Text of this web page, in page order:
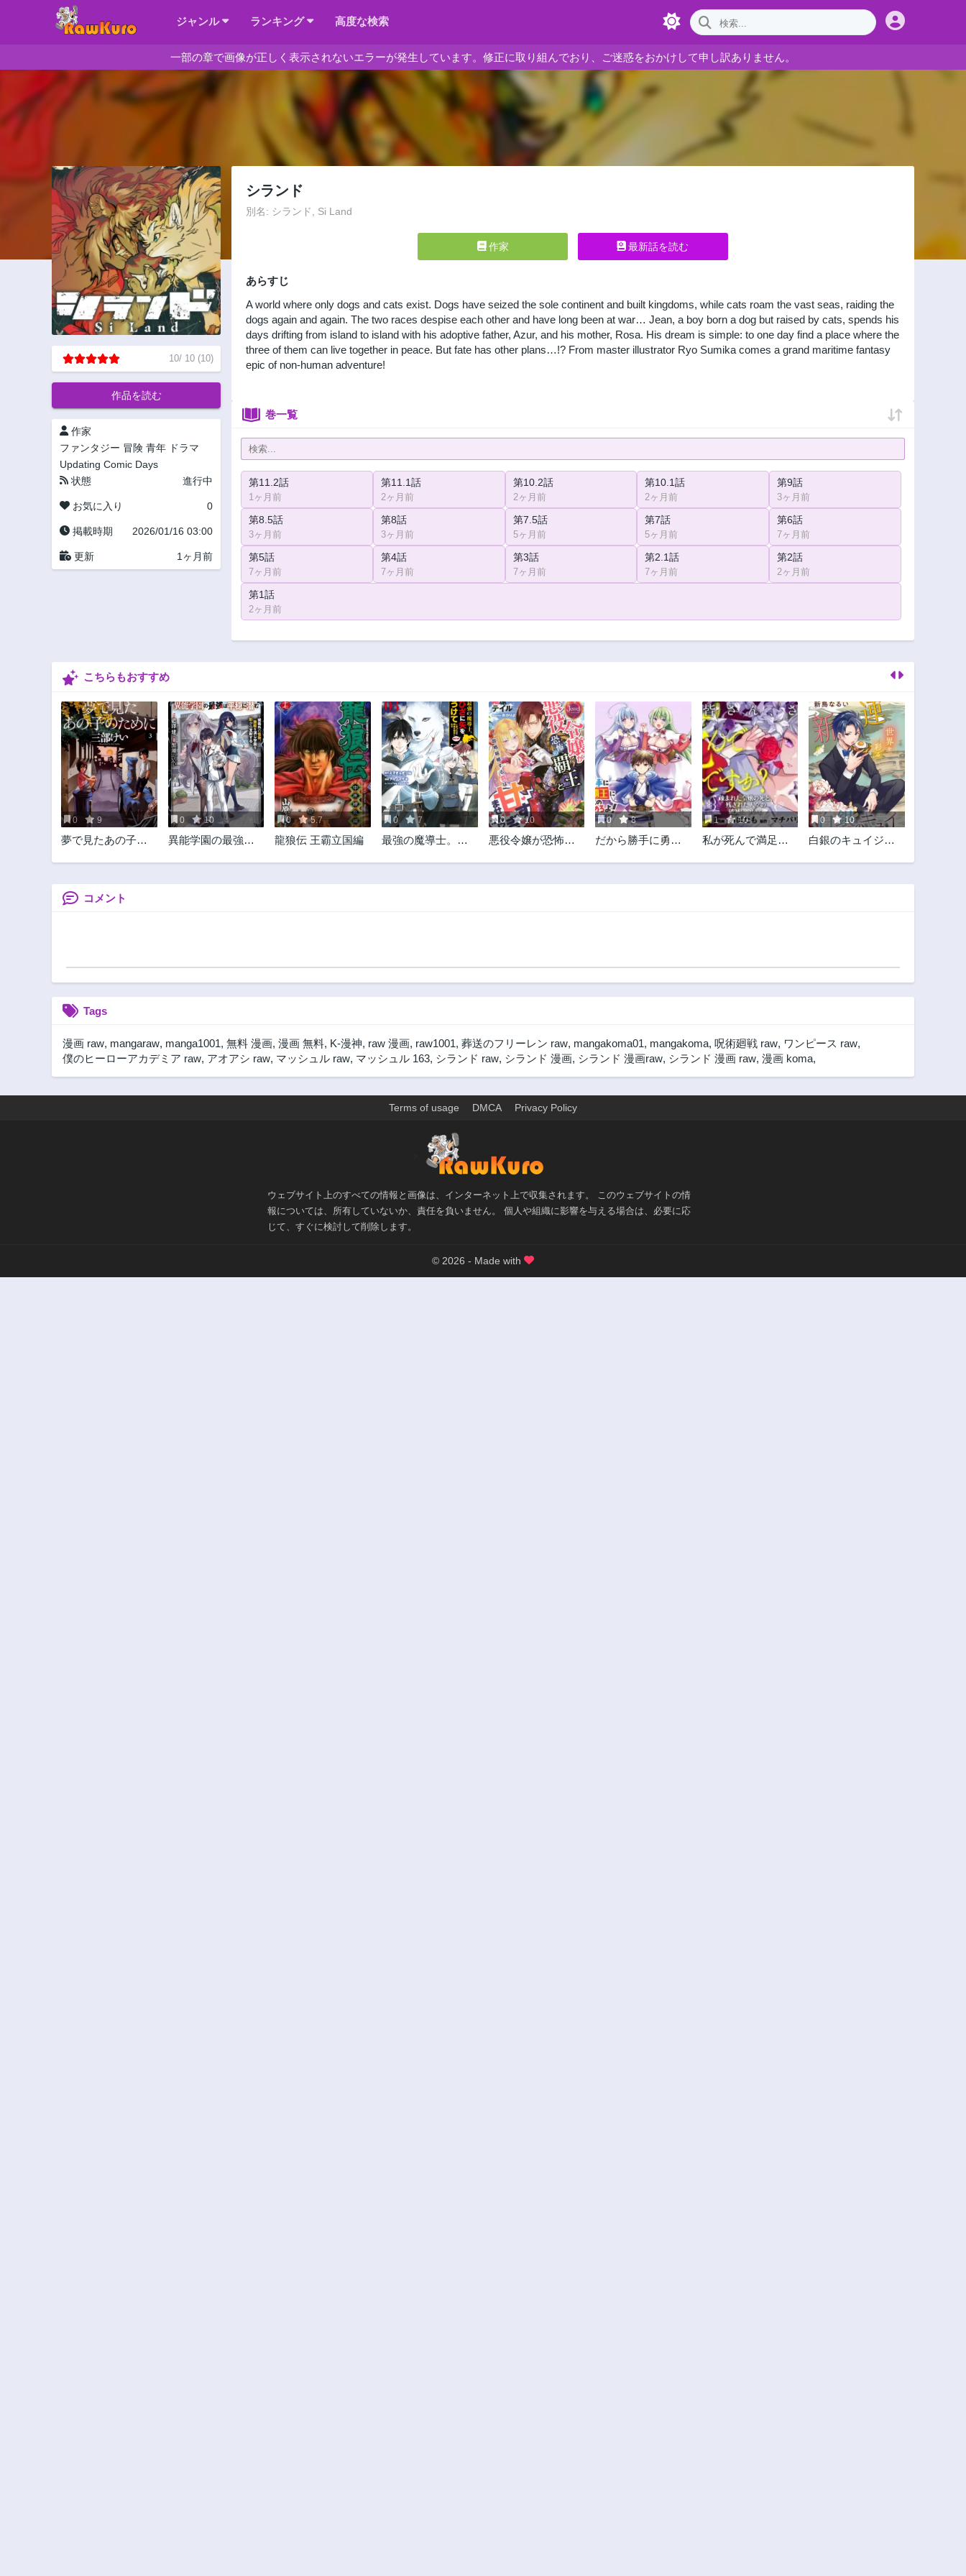
ジャンル ランキング 高度な検索
一部の章で画像が正しく表示されないエラーが発生しています。修正に取り組んでおり、ご迷惑をおかけして申し訳ありません。
10/ 10 (10)
作品を読む
作家
ファンタジー 冒険 青年 ドラマ
Updating Comic Days
状態
進行中
お気に入り 0
掲載時期 2026/01/16 03:00
更新 1ヶ月前
シランド
別名: シランド, Si Land
作家 最新話を読む
あらすじ
A world where only dogs and cats exist. Dogs have seized the sole continent and built kingdoms, while cats roam the vast seas, raiding the
dogs again and again. The two races despise each other and have long been at war… Jean, a boy born a dog but raised by cats, spends his
days drifting from island to island with his adoptive father, Azur, and his mother, Rosa. His dream is simple: to one day find a place where the
three of them can live together in peace. But fate has other plans…!? From master illustrator Ryo Sumika comes a grand maritime fantasy
epic of non-human adventure!
巻一覧
第11.2話
1ヶ月前
第11.1話
2ヶ月前
第10.2話
2ヶ月前
第10.1話
2ヶ月前
第9話
3ヶ月前
第8.5話
3ヶ月前
第8話
3ヶ月前
第7.5話
5ヶ月前
第7話
5ヶ月前
第6話
7ヶ月前
第5話
7ヶ月前
第4話
7ヶ月前
第3話
7ヶ月前
第2.1話
7ヶ月前
第2話
2ヶ月前
第1話
2ヶ月前
こちらもおすすめ
0 9
夢で見たあの子の
0 10
異能学園の最強は
演じ学園を影から
0 5.7
龍狼伝 王霸立国編
0 7
最強の魔導士。ひ
衛兵になる
0 10
悪役令嬢が恐怖の
んか!?
0 8
だから勝手に勇者
エルフ族も国王様
1 10
私が死んで満足で
0 10
白銀のキュイジー
コメント
Tags
漫画 raw, mangaraw, manga1001, 無料 漫画, 漫画 無料, K-漫神, raw 漫画, raw1001, 葬送のフリーレン raw, mangakoma01, mangakoma, 呪術廻戦 raw, ワンピース raw,
僕のヒーローアカデミア raw, アオアシ raw, マッシュル raw, マッシュル 163, シランド raw, シランド 漫画, シランド 漫画raw, シランド 漫画 raw, 漫画 koma,
Terms of usage DMCA Privacy Policy
ウェブサイト上のすべての情報と画像は、インターネット上で収集されます。 このウェブサイトの情
報については、所有していないか、責任を負いません。 個人や組織に影響を与える場合は、必要に応
じて、すぐに検討して削除します。
© 2026 - Made with